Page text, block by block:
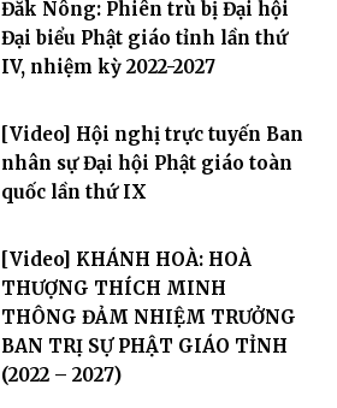
Đắk Nông: Phiên trù bị Đại hội
Đại biểu Phật giáo tỉnh lần thứ
IV, nhiệm kỳ 2022-2027
[Video] Hội nghị trực tuyến Ban
nhân sự Đại hội Phật giáo toàn
quốc lần thứ IX
[Video] KHÁNH HOÀ: HOÀ
THƯỢNG THÍCH MINH
THÔNG ĐẢM NHIỆM TRƯỞNG
BAN TRỊ SỰ PHẬT GIÁO TỈNH
(2022 – 2027)